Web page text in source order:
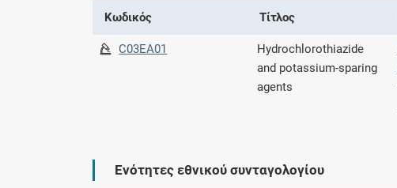
Κωδικός Τίτλος
C03EA01
Hydrochlorothiazide
and potassium-sparing
agents
Ενότητες εθνικού συνταγολογίου